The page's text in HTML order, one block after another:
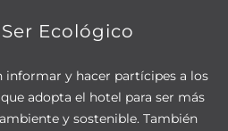
Ecológico
informar y hacer partícipes a los
adopta el hotel para ser más
y sostenible. También